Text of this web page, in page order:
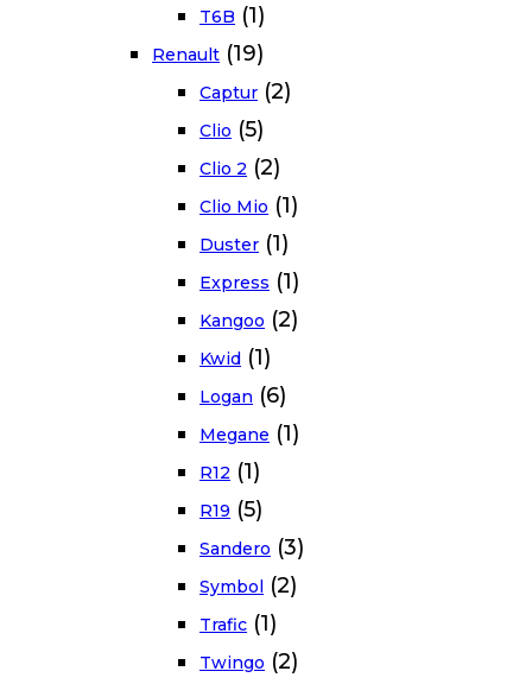
T6B (1)
Renault (19)
Captur (2)
Clio (5)
Clio 2 (2)
Clio Mio (1)
Duster (1)
Express (1)
Kangoo (2)
Kwid (1)
Logan (6)
Megane (1)
R12 (1)
R19 (5)
Sandero (3)
Symbol (2)
Trafic (1)
Twingo (2)